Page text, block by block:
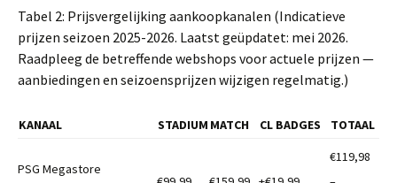
Tabel 2: Prijsvergelijking aankoopkanalen (Indicatieve
prijzen seizoen 2025-2026. Laatst geüpdatet: mei 2026.
Raadpleeg de betreffende webshops voor actuele prijzen —
aanbiedingen en seizoensprijzen wijzigen regelmatig.)
KANAAL STADIUM MATCH CL BADGES TOTAAL
PSG Megastore
€119,98